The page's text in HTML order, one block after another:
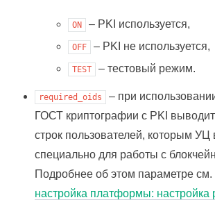
ON – PKI используется,
OFF – PKI не используется,
TEST – тестовый режим.
required_oids
– при
ГОСТ криптографии с PKI
строк пользователей, которым УЦ
специально для работы с
Подробнее об этом параметре см.
настройка платформы: настройка